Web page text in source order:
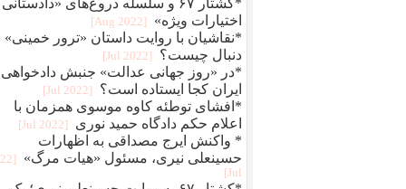
اختیارات ویژه»
[2022 Aug]
*نقاشیان با روایت داستان «ترور خمینی»
دنبال چیست؟
[2022 Jul]
*در «روز جهانی عدالت» جنبش دادخواهی
ایران کجا ایستاده است؟
[2022 Jul]
*افشای توطئه کاوه موسوی همزمان با
اعلام حکم دادگاه حمید نوری
[2022 Jul]
* واکنش ایرج مصداقی به اظهارات
حسینعلی نیری، مسئول «هیات مرگ»
Jul]